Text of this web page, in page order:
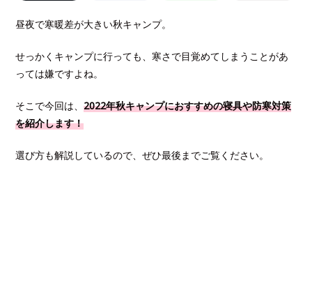
昼夜で寒暖差が大きい秋キャンプ。
せっかくキャンプに行っても、寒さで目覚めてしまうことがあ
っては嫌ですよね。
そこで今回は、2022年秋キャンプにおすすめの寝具や防寒対策
を紹介します！
選び方も解説しているので、ぜひ最後までご覧ください。